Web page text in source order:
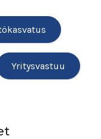
Yritysvastuu